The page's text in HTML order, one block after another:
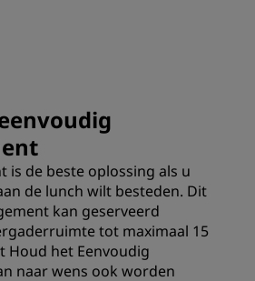
is de beste oplossing als u
de lunch wilt besteden. Dit
kan geserveerd
tot maximaal 15
Houd het Eenvoudig
naar wens ook worden